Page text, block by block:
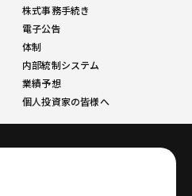
株式事務手続き
電子公告
体制
内部統制システム
業績予想
個人投資家の皆様へ